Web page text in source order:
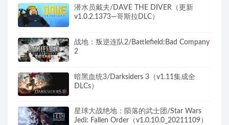
潜水员戴夫/DAVE THE DIVER（更新
v1.0.2.1373—哥斯拉DLC）
战地：叛逆连队2/Battlefield:Bad Company
2
暗黑血统3/Darksiders 3（v1.11集成全
DLCs）
星球大战绝地：陨落的武士团/Star Wars
Jedi: Fallen Order（v1.0.10.0_20211109）